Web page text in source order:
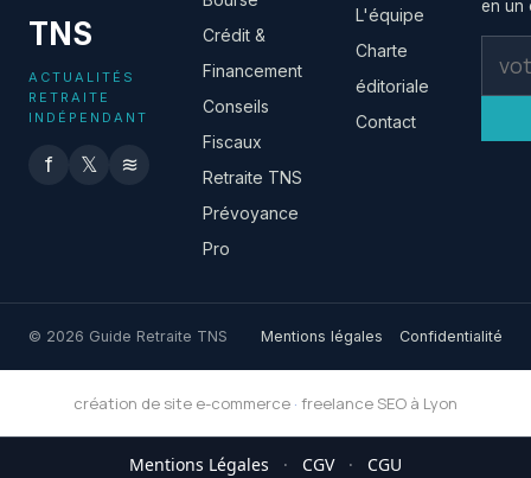
TNS
ACTUALITÉS
RETRAITE
INDÉPENDANT
f 𝕏 ≋
Crédit &
Financement
Conseils
Fiscaux
Retraite TNS
Prévoyance
Pro
L'équipe
Charte
éditoriale
Contact
en un
© 2026 Guide Retraite TNS Mentions légales Confidentialité
création de site e-commerce · freelance SEO à Lyon
Mentions Légales · CGV · CGU